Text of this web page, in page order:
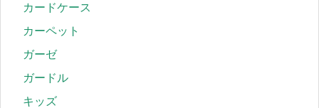
カードケース
カーペット
ガーゼ
ガードル
キッズ